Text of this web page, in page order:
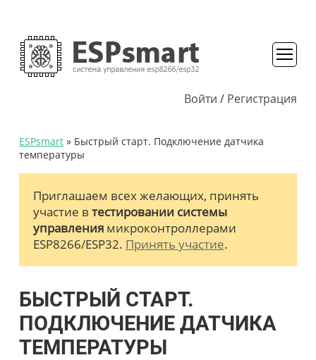
Войти / Регистрация
ESPsmart» Быстрый старт. Подключение датчика
температуры
Приглашаем всех желающих, принять
участие в тестировании системы
управлениямикроконтроллерами
ESP8266/ESP32. Принять участие.
БЫСТРЫЙ СТАРТ.
ПОДКЛЮЧЕНИЕ ДАТЧИКА
ТЕМПЕРАТУРЫ